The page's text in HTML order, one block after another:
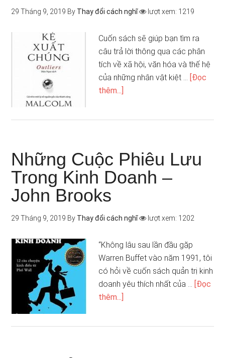
29 Tháng 9, 2019 By Thay đổi cách nghĩ lượt xem: 1219
Cuốn sách sẽ giúp bạn tìm ra
câu trả lời thông qua các phân
tích về xã hội, văn hóa và thế hệ
của những nhân vật kiệt … [Đọc
thêm...]
Những Cuộc Phiêu Lưu
Trong Kinh Doanh –
John Brooks
29 Tháng 9, 2019 By Thay đổi cách nghĩ lượt xem: 1202
“Không lâu sau lần đầu gặp
Warren Buffet vào năm 1991, tôi
có hỏi về cuốn sách quản trị kinh
doanh yêu thích nhất của … [Đọc
thêm...]